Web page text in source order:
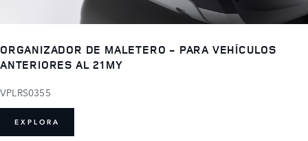
ORGANIZADOR DE MALETERO - PARA VEHÍCULOS
ANTERIORES AL 21MY
VPLRS0355
EXPLORA